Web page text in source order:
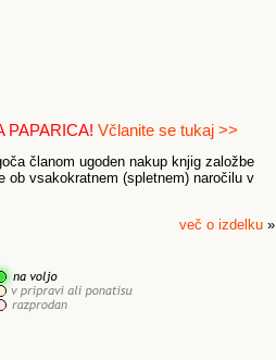
PAPARICA! Včlanite se tukaj >>
članom ugoden nakup knjig založbe
ob vsakokratnem (spletnem) naročilu v
več o izdelku »